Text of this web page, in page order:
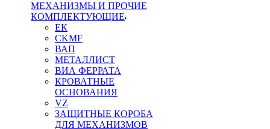
МЕХАНИЗМЫ И ПРОЧИЕ
КОМПЛЕКТУЮЩИЕ
ЕК
CKMF
ВАП
МЕТАЛЛИСТ
ВИА ФЕРРАТА
КРОВАТНЫЕ
ОСНОВАНИЯ
VZ
ЗАЩИТНЫЕ КОРОБА
ДЛЯ МЕХАНИЗМОВ